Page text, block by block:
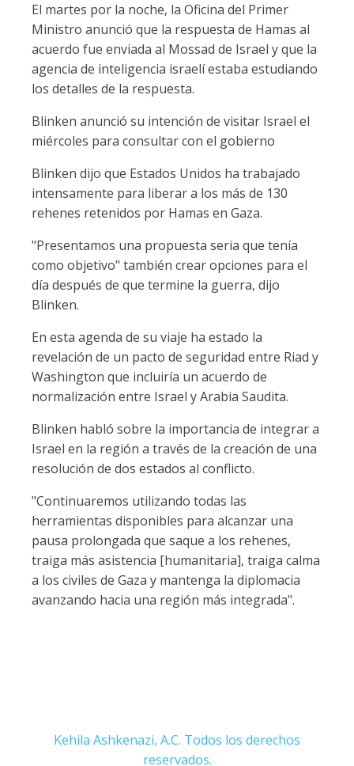
El martes por la noche, la Oficina del Primer
Ministro anunció que la respuesta de Hamas al
acuerdo fue enviada al Mossad de Israel y que la
agencia de inteligencia israelí estaba estudiando
los detalles de la respuesta.
Blinken anunció su intención de visitar Israel el
miércoles para consultar con el gobierno
Blinken dijo que Estados Unidos ha trabajado
intensamente para liberar a los más de 130
rehenes retenidos por Hamas en Gaza.
"Presentamos una propuesta seria que tenía
como objetivo" también crear opciones para el
día después de que termine la guerra, dijo
Blinken.
En esta agenda de su viaje ha estado la
revelación de un pacto de seguridad entre Riad y
Washington que incluiría un acuerdo de
normalización entre Israel y Arabia Saudita.
Blinken habló sobre la importancia de integrar a
Israel en la región a través de la creación de una
resolución de dos estados al conflicto.
"Continuaremos utilizando todas las
herramientas disponibles para alcanzar una
pausa prolongada que saque a los rehenes,
traiga más asistencia [humanitaria], traiga calma
a los civiles de Gaza y mantenga la diplomacia
avanzando hacia una región más integrada".
Kehila Ashkenazi, A.C. Todos los derechos
reservados.